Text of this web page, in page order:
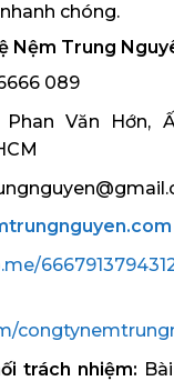
chóng.
Nệm Trung
089
Phan Văn Hớn,
trách nhiệm: